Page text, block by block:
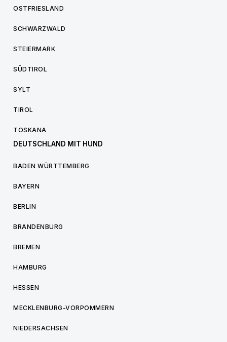
OSTFRIESLAND
SCHWARZWALD
STEIERMARK
SÜDTIROL
SYLT
TIROL
TOSKANA
DEUTSCHLAND MIT HUND
BADEN WÜRTTEMBERG
BAYERN
BERLIN
BRANDENBURG
BREMEN
HAMBURG
HESSEN
MECKLENBURG-VORPOMMERN
NIEDERSACHSEN